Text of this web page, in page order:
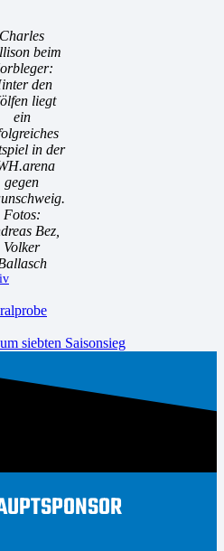
Charles
beim
den
liegt
ein
in der
gegen
Fotos:
Bez,
Volker
siebten Saisonsieg